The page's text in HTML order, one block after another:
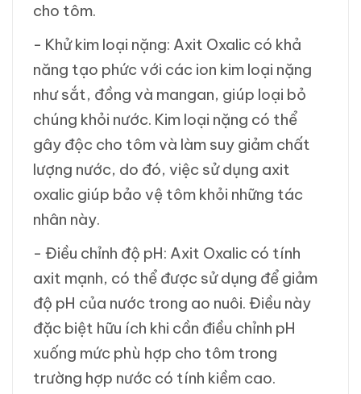
cho tôm.
- Khử kim loại nặng: Axit Oxalic có khả
năng tạo phức với các ion kim loại nặng
như sắt, đồng và mangan, giúp loại bỏ
chúng khỏi nước. Kim loại nặng có thể
gây độc cho tôm và làm suy giảm chất
lượng nước, do đó, việc sử dụng axit
oxalic giúp bảo vệ tôm khỏi những tác
nhân này.
- Điều chỉnh độ pH: Axit Oxalic có tính
axit mạnh, có thể được sử dụng để giảm
độ pH của nước trong ao nuôi. Điều này
đặc biệt hữu ích khi cần điều chỉnh pH
xuống mức phù hợp cho tôm trong
trường hợp nước có tính kiềm cao.